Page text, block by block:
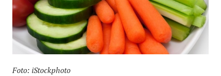
Foto: iStockphoto